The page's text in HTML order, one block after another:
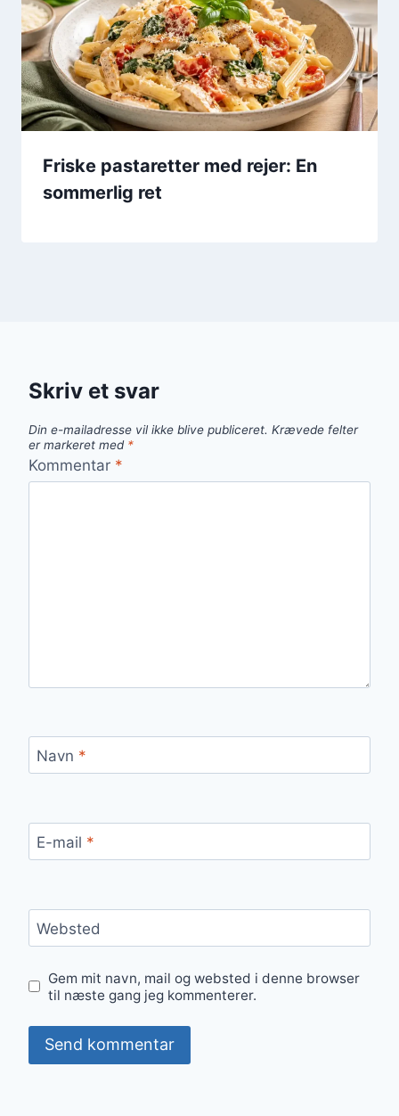
Friske pastaretter med rejer: En
sommerlig ret
Skriv et svar
Din e-mailadresse vil ikke blive publiceret. Krævede felter
er markeret med *
Kommentar *
Navn *
E-mail *
Websted
Gem mit navn, mail og websted i denne browser
til næste gang jeg kommenterer.